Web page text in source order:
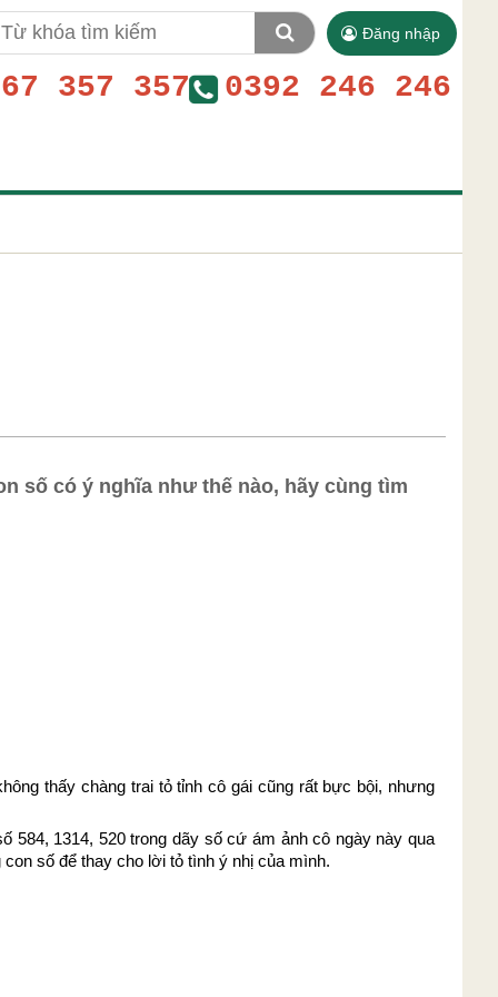
Đăng nhập
357 357 0392 246 246
số có ý nghĩa như thế nào, hãy cùng tìm
thấy chàng trai tỏ tỉnh cô gái cũng rất bực bội, nhưng
584, 1314, 520 trong dãy số cứ ám ảnh cô ngày này qua
số để thay cho lời tỏ tình ý nhị của mình.